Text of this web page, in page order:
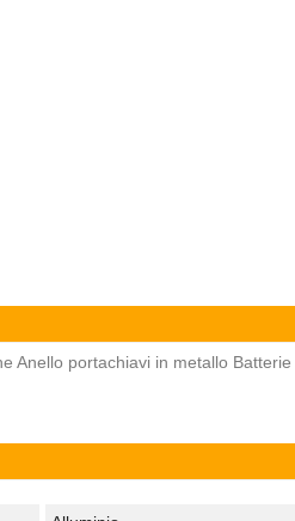
Anello portachiavi in metallo Batterie